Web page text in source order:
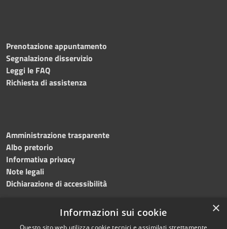
Prenotazione appuntamento
Segnalazione disservizio
Leggi le FAQ
Richiesta di assistenza
Amministrazione trasparente
Albo pretorio
Informativa privacy
Note legali
Dichiarazione di accessibilità
×
Informazioni sui cookie
Questo sito web utilizza cookie tecnici e assimilati strettamente